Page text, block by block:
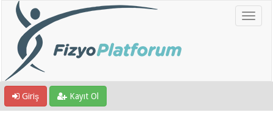
Giriş Kayıt Ol